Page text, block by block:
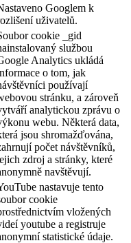
Googlem k
uživatelů.
cookie _gid
službou
Analytics ukládá
o tom, jak
používají
stránku, a zároveň
analytickou zprávu o
webu. Některá data,
jsou shromažďována,
počet návštěvníků,
zdroj a stránky, které
navštěvují.
nastavuje tento
cookie
vložených
youtube a registruje
statistické údaje.